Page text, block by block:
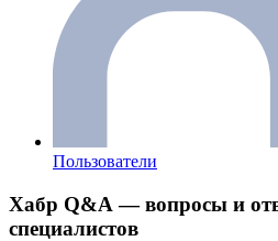
Пользователи
Хабр Q&A — вопросы и
специалистов